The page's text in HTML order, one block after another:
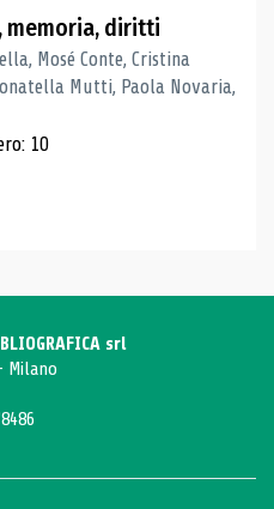
memoria, diritti
Mosé Conte, Cristina
Mutti, Paola Novaria,
10
srl
Milano